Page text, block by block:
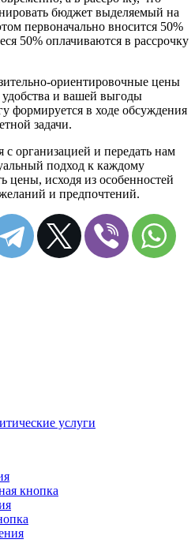
бюджет выделяемый на
первоначально вносится 50%
50% оплачиваются в рассрочку
ориентировочные цены
и вашей выгоды
формируется в ходе обсуждения
задачи.
с организацией и передать нам
подход к каждому
цены, исходя из особенностей
и предпочтений.
услуги
кнопка